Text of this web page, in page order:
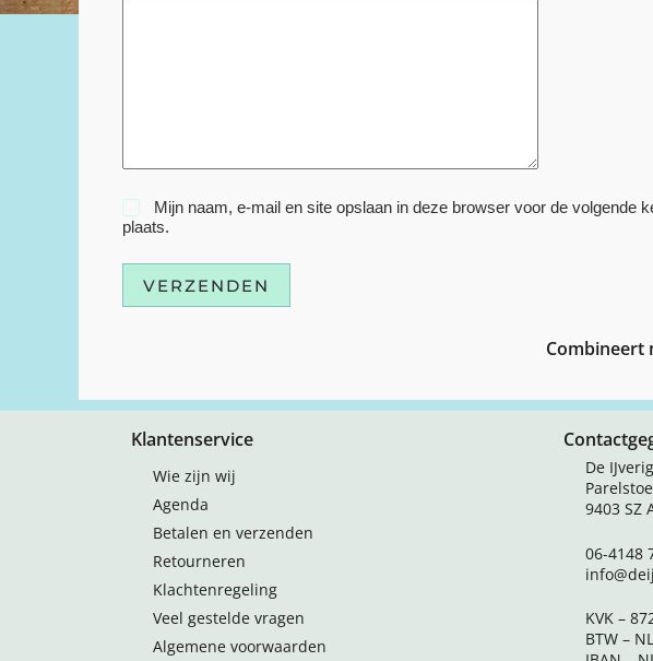
Mijn naam, e-mail en site opslaan in deze browser voor de volgende
plaats.
VERZENDEN
Combineert
Klantenservice
Wie zijn wij
Agenda
Betalen en verzenden
Retourneren
Klachtenregeling
Veel gestelde vragen
Algemene voorwaarden
De
9403 SZ
06-4148
KVK –
BTW –